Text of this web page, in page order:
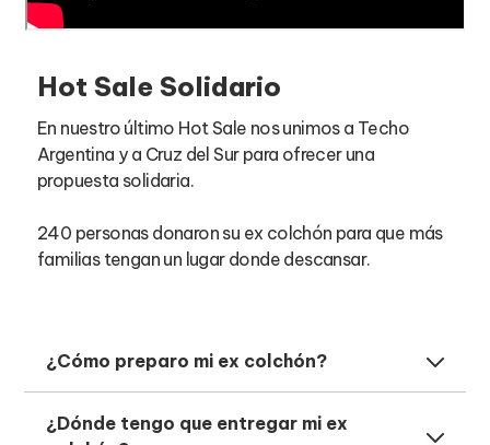
Hot Sale Solidario
En nuestro último Hot Sale nos unimos a Techo
Argentina y a Cruz del Sur para ofrecer una
propuesta solidaria.
240 personas donaron su ex colchón para que más
familias tengan un lugar donde descansar.
¿Cómo preparo mi ex colchón?
Lo ideal es envolver el colchón con algún
material para evitar que se ensucie en su
¿Dónde tengo que entregar mi ex